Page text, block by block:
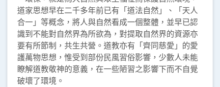
道家思想早在二千多年前已有「道法自然」、「天人
合一」等概念，將人與自然看成一個整體，並早已認
識到不能對自然界為所欲為，對提取自然界的資源亦
要有所節制，共生共營。道教亦有「齊同慈愛」的愛
護萬物思想，惟受到部份民風習俗影響，少數人未能
瞭解道教敬神的意義，在一些陋習之影響下而不自覺
破壞了環境。